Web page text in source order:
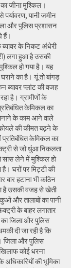
जीना मुश्किल।
पानी जमीन
और पुलिस प्रशासन
हैं।
के निकट अंधेरी
लगा हुआ है उसकी
हो गया है। यह
का है। यूं तो बांगड़
ब्यावर प्लांट की वजह
है। ग्रामीणों के
केमिकल का
के काम आने वाले
की कीमत बढ़ने के
केमिकल का
से जो धुंआ निकलता
लेने में मुश्किल हो
है। घरों पर मिट्टी की
बार हटाना भी कठिन
है उसकी वजह से खेती
और तालाबों का पानी
के बाहर लगातार
का जिला और पुलिस
दी जा रही है कि
जिला और पुलिस
कोई धरना
अधिकारियों की भूमिका